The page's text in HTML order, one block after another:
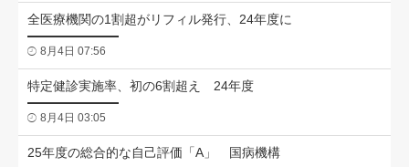
全医療機関の1割超がリフィル発行、24年度に
8月4日 07:56
特定健診実施率、初の6割超え 24年度
8月4日 03:05
25年度の総合的な自己評価「A」 国病機構